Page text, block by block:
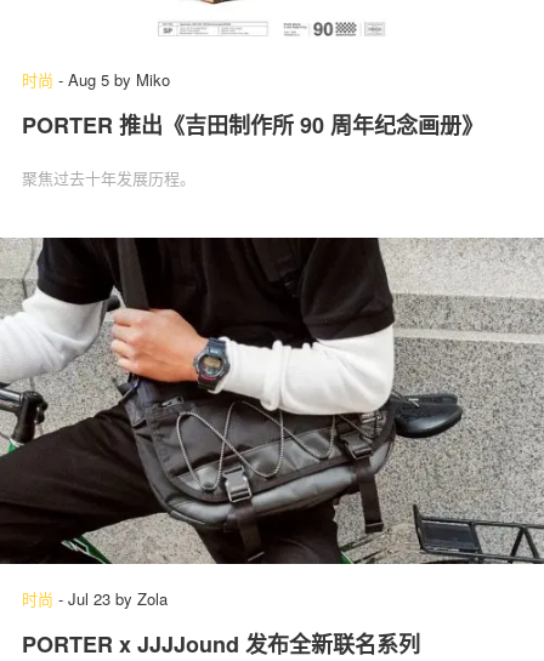
时尚 - Aug 5 by Miko
PORTER 推出《吉田制作所 90 周年纪念画册》
聚焦过去十年发展历程。
时尚 - Jul 23 by Zola
PORTER x JJJJound 发布全新联名系列